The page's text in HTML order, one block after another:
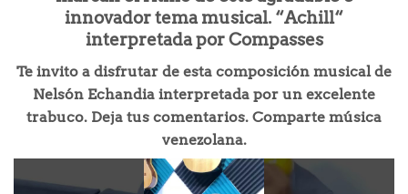
innovador tema musical. “Achill“
interpretada por Compasses
Te invito a disfrutar de esta composición musical de
Nelsón Echandia interpretada por un excelente
trabuco. Deja tus comentarios. Comparte música
venezolana.